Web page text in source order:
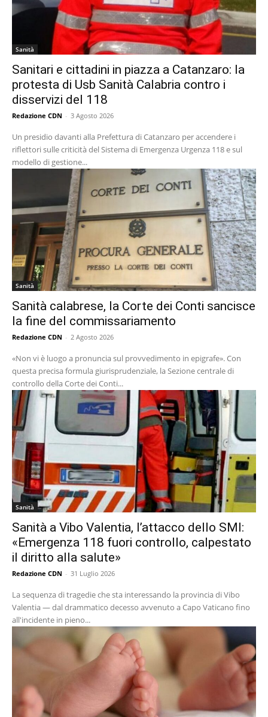
Sanità
Sanitari e cittadini in piazza a Catanzaro: la
protesta di Usb Sanità Calabria contro i
disservizi del 118
Redazione CDN - 3 Agosto 2026
Un presidio davanti alla Prefettura di Catanzaro per accendere i
riflettori sulle criticità del Sistema di Emergenza Urgenza 118 e sul
modello di gestione...
Sanità
Sanità calabrese, la Corte dei Conti sancisce
la fine del commissariamento
Redazione CDN - 2 Agosto 2026
«Non vi è luogo a pronuncia sul provvedimento in epigrafe». Con
questa precisa formula giurisprudenziale, la Sezione centrale di
controllo della Corte dei Conti...
Sanità
Sanità a Vibo Valentia, l’attacco dello SMI:
«Emergenza 118 fuori controllo, calpestato
il diritto alla salute»
Redazione CDN - 31 Luglio 2026
La sequenza di tragedie che sta interessando la provincia di Vibo
Valentia — dal drammatico decesso avvenuto a Capo Vaticano fino
all'incidente in pieno...